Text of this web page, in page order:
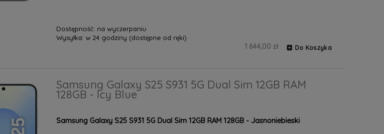
Dostępność: na wyczerpaniu
Wysyłka: w 24 godziny (dostępne od ręki)
1 644,00 zł Do Koszyka
Samsung Galaxy S25 S931 5G Dual Sim 12GB RAM
128GB - Icy Blue
Samsung Galaxy S25 S931 5G Dual Sim 12GB RAM 128GB - Jasnoniebieski